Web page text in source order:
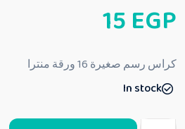
م
ا
ي
م
ن
15EGP
كراس رسم صغيرة 16 ورقة منترا
In stock